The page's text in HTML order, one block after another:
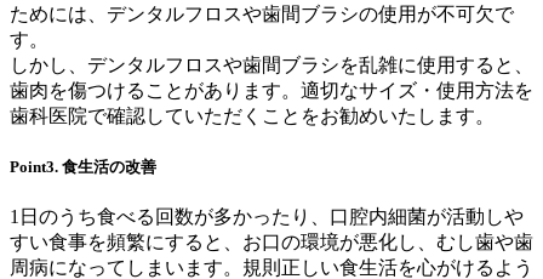
ためには、デンタルフロスや歯間ブラシの使用が不可欠で
す。
しかし、デンタルフロスや歯間ブラシを乱雑に使用すると、
歯肉を傷つけることがあります。適切なサイズ・使用方法を
歯科医院で確認していただくことをお勧めいたします。
Point3. 食生活の改善
1日のうち食べる回数が多かったり、口腔内細菌が活動しや
すい食事を頻繁にすると、お口の環境が悪化し、むし歯や歯
周病になってしまいます。規則正しい食生活を心がけるよう